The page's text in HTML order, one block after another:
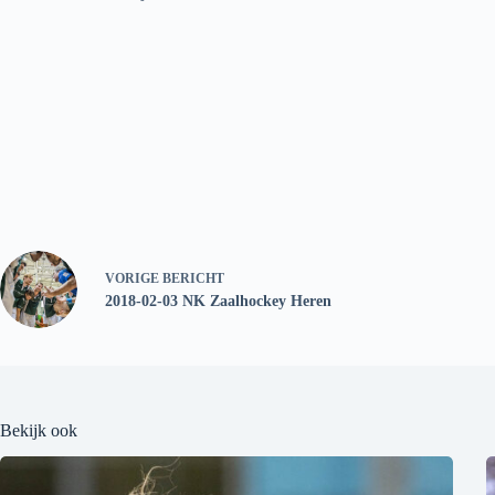
VORIGE BERICHT
2018-02-03 NK Zaalhockey Heren
Bekijk ook